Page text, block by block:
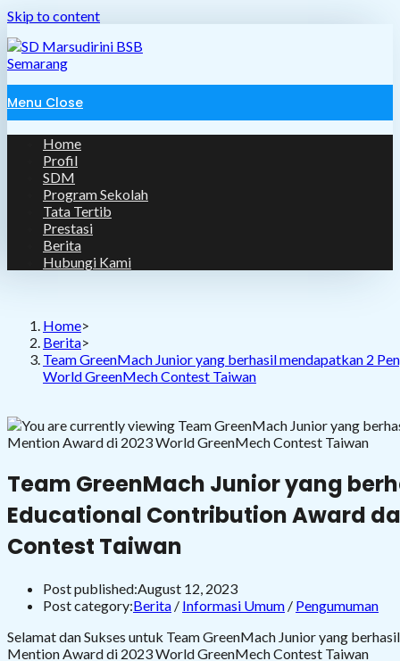
Skip to content
Menu Close
Home
Profil
SDM
Program Sekolah
Tata Tertib
Prestasi
Berita
Hubungi Kami
Home>
Berita>
Team GreenMach Junior yang berhasil mendapatkan 2
World GreenMech Contest Taiwan
Team GreenMach Junior yang
Educational Contribution Award
Contest Taiwan
Post published:August 12, 2023
Post category:Berita / Informasi Umum / Pengumuman
Selamat dan Sukses untuk Team GreenMach Junior yang
Mention Award di 2023 World GreenMech Contest Taiwan